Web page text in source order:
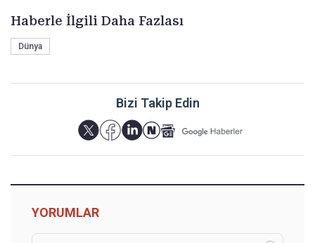
Haberle İlgili Daha Fazlası
Dünya
Bizi Takip Edin
YORUMLAR